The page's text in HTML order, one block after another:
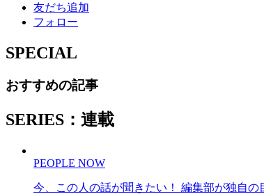
友だち追加
フォロー
SPECIAL
おすすめの記事
SERIES：連載
PEOPLE NOW
今、この人の話が聞きたい！ 編集部が独自